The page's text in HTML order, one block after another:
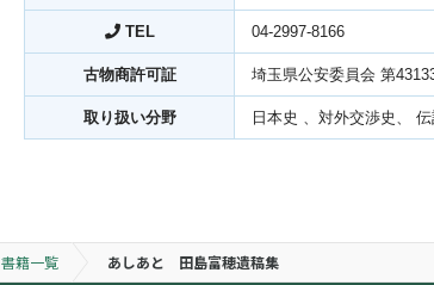
TEL 04-2997-8166
古物商許可証 埼玉県公安委員会 第
取り扱い分野 日本史 、対外交渉史、
書籍一覧 あしあと 田島富穂遺稿集